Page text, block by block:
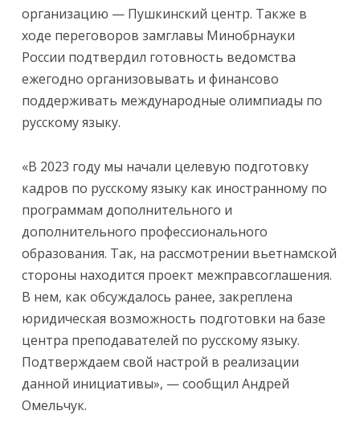
организацию — Пушкинский центр. Также в
ходе переговоров замглавы Минобрнауки
России подтвердил готовность ведомства
ежегодно организовывать и финансово
поддерживать международные олимпиады по
русскому языку.
«В 2023 году мы начали целевую подготовку
кадров по русскому языку как иностранному по
программам дополнительного и
дополнительного профессионального
образования. Так, на рассмотрении вьетнамской
стороны находится проект межправсоглашения.
В нем, как обсуждалось ранее, закреплена
юридическая возможность подготовки на базе
центра преподавателей по русскому языку.
Подтверждаем свой настрой в реализации
данной инициативы», — сообщил Андрей
Омельчук.